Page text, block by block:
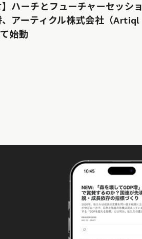
】ハーチとフューチャーセッショ
、アーティクル株式会社（Artiql
始動